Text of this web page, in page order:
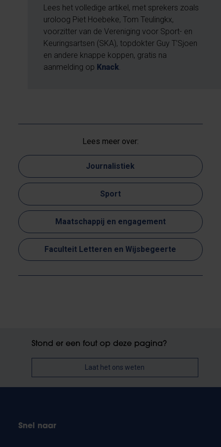
Lees het volledige artikel, met sprekers zoals
uroloog Piet Hoebeke, Tom Teulingkx,
voorzitter van de Vereniging voor Sport- en
Keuringsartsen (SKA), topdokter Guy T’Sjoen
en andere knappe koppen, gratis na
aanmelding op Knack.
Lees meer over:
Journalistiek
Sport
Maatschappij en engagement
Faculteit Letteren en Wijsbegeerte
Stond er een fout op deze pagina?
Laat het ons weten
Snel naar